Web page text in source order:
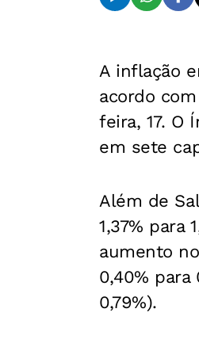
A inflação
acordo
feira, 17. O
em sete
Além de
1,37% para
aumento
0,40% para
0,79%).